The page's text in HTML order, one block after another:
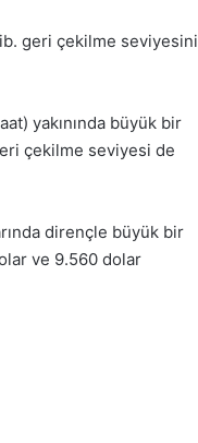
geri çekilme seviyesini
yakınında büyük bir
çekilme seviyesi de
dirençle büyük bir
ve 9.560 dolar